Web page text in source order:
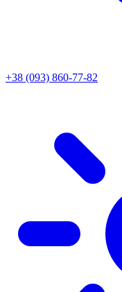
+38 (093) 860-77-82